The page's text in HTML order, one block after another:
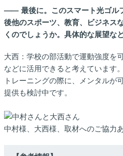
―― 最後に。このスマート光ゴル
後他のスポーツ、教育、ビジネス
くのでしょうか。具体的な展望な
大西：学校の部活動で運動強度を
などに活用できると考えています
トレーニングの際に、メンタルが
提供も検討中です。
中村様、大西様、取材へのご協力